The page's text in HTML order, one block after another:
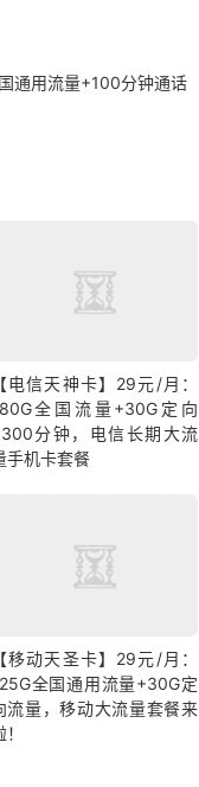
通用流量+100分钟通话
【电信天神卡】29元/月：
全国流量+30G定向
分钟，电信长期大流
手机卡套餐
【移动天圣卡】29元/月：
全国通用流量+30G定
流量，移动大流量套餐来